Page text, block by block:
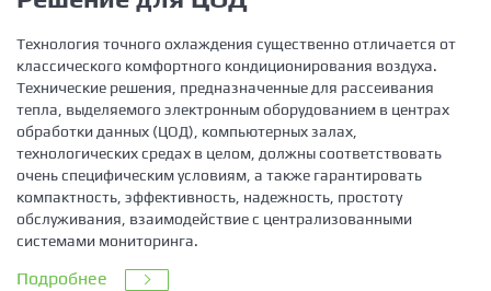
Технология точного охлаждения существенно отличается от
классического комфортного кондиционирования воздуха.
Технические решения, предназначенные для рассеивания
тепла, выделяемого электронным оборудованием в центрах
обработки данных (ЦОД), компьютерных залах,
технологических средах в целом, должны соответствовать
очень специфическим условиям, а также гарантировать
компактность, эффективность, надежность, простоту
обслуживания, взаимодействие с централизованными
системами мониторинга.
Подробнее